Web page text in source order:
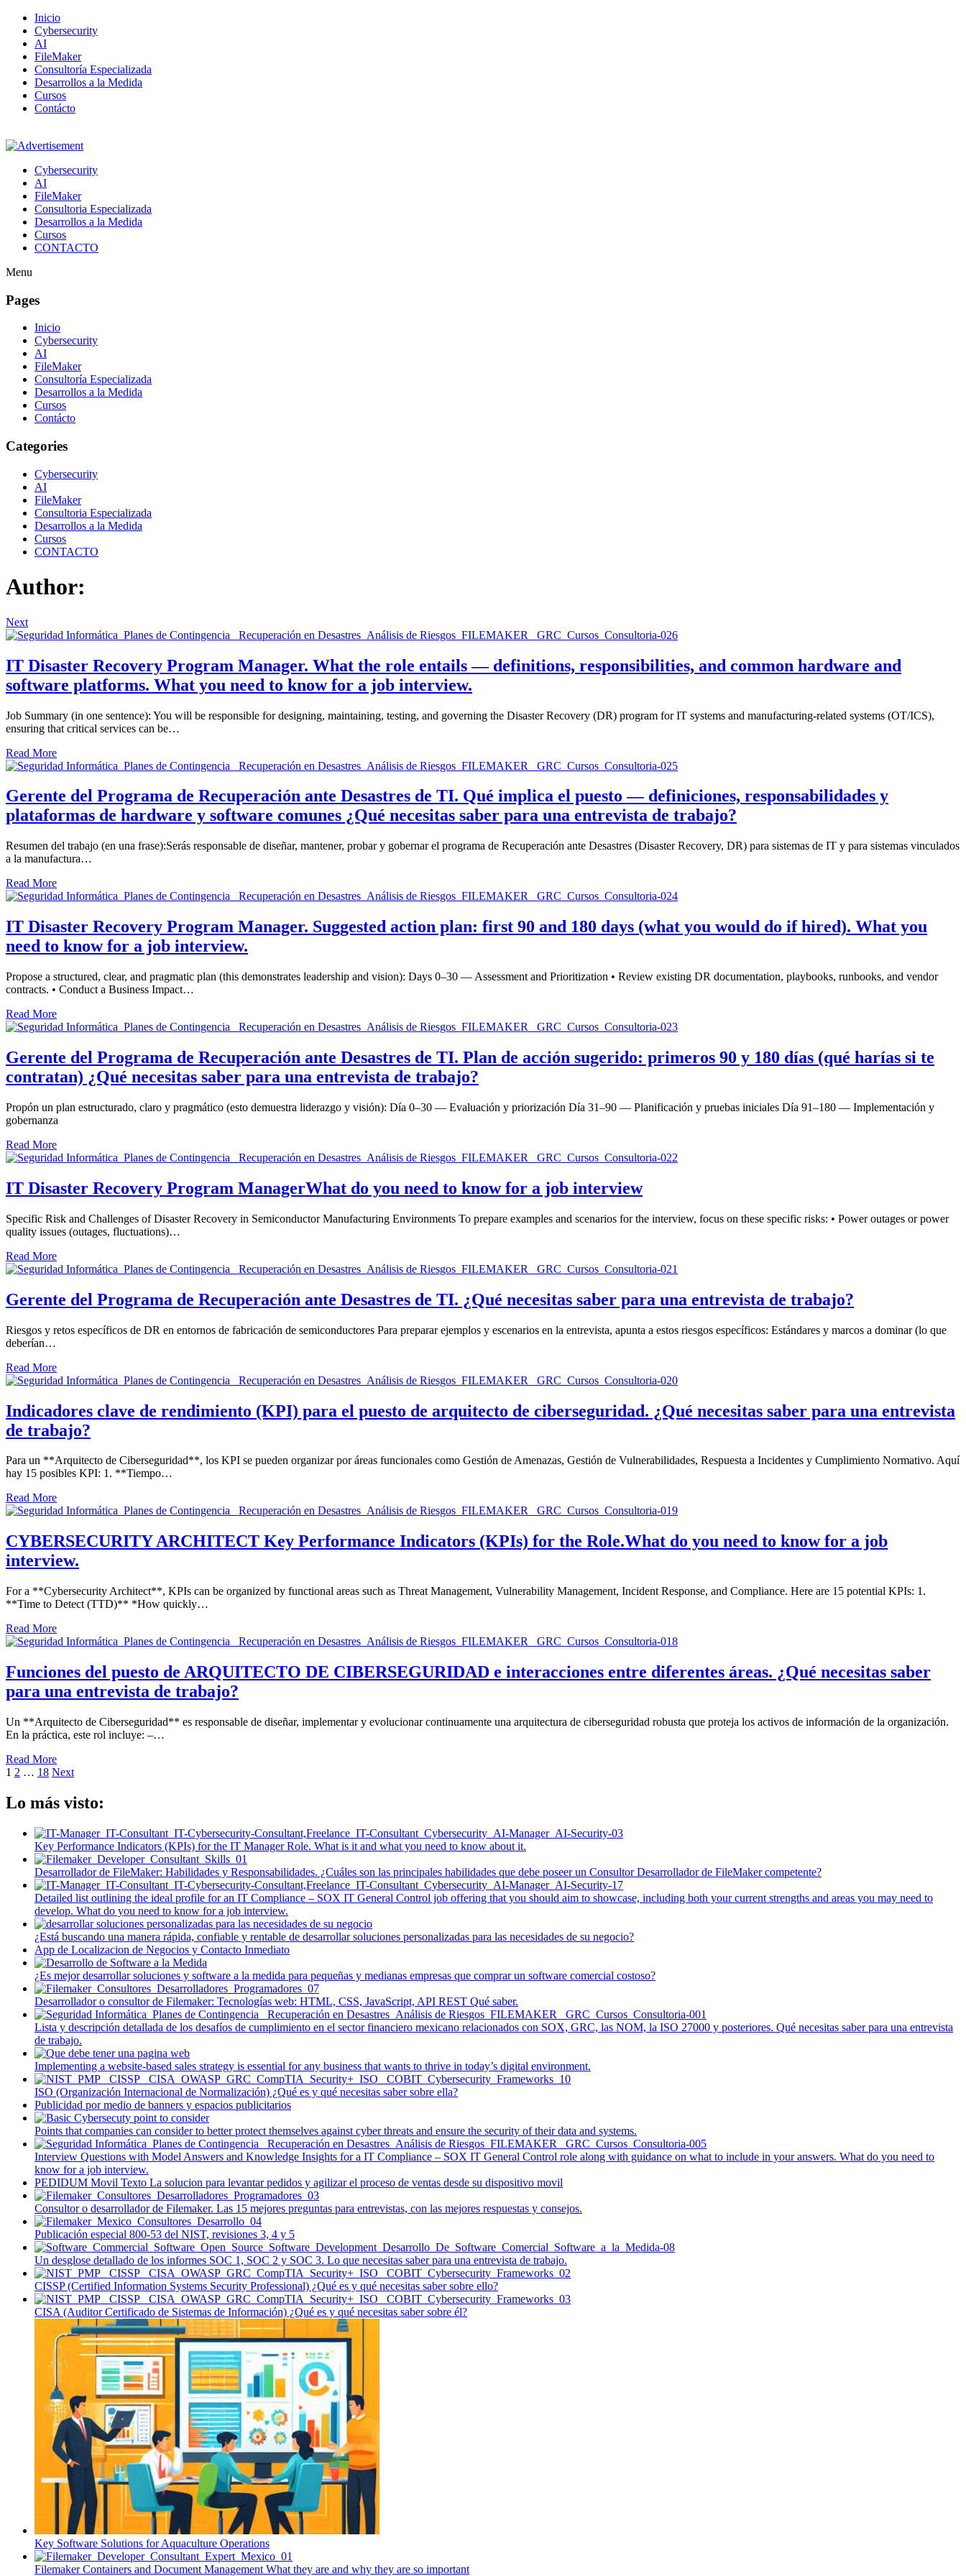
Inicio
Cybersecurity
AI
FileMaker
Consultoría Especializada
Desarrollos a la Medida
Cursos
Contácto
Cybersecurity
AI
FileMaker
Consultoria Especializada
Desarrollos a la Medida
Cursos
CONTACTO
Menu
Pages
Inicio
Cybersecurity
AI
FileMaker
Consultoría Especializada
Desarrollos a la Medida
Cursos
Contácto
Categories
Cybersecurity
AI
FileMaker
Consultoria Especializada
Desarrollos a la Medida
Cursos
CONTACTO
Author:
Next
IT Disaster Recovery Program Manager. What the role entails — definitions, responsibilities, and common hardware and
software platforms. What you need to know for a job interview.
Job Summary (in one sentence): You will be responsible for designing, maintaining, testing, and governing the Disaster Recovery (DR) program for IT systems and manufacturing-related systems (OT/ICS),
ensuring that critical services can be…
Read More
Gerente del Programa de Recuperación ante Desastres de TI. Qué implica el puesto — definiciones, responsabilidades y
plataformas de hardware y software comunes ¿Qué necesitas saber para una entrevista de trabajo?
Resumen del trabajo (en una frase):Serás responsable de diseñar, mantener, probar y gobernar el programa de Recuperación ante Desastres (Disaster Recovery, DR) para sistemas de IT y para sistemas vinculados
a la manufactura…
Read More
IT Disaster Recovery Program Manager. Suggested action plan: first 90 and 180 days (what you would do if hired). What you
need to know for a job interview.
Propose a structured, clear, and pragmatic plan (this demonstrates leadership and vision): Days 0–30 — Assessment and Prioritization • Review existing DR documentation, playbooks, runbooks, and vendor
contracts. • Conduct a Business Impact…
Read More
Gerente del Programa de Recuperación ante Desastres de TI. Plan de acción sugerido: primeros 90 y 180 días (qué harías si te
contratan) ¿Qué necesitas saber para una entrevista de trabajo?
Propón un plan estructurado, claro y pragmático (esto demuestra liderazgo y visión): Día 0–30 — Evaluación y priorización Día 31–90 — Planificación y pruebas iniciales Día 91–180 — Implementación y
gobernanza
Read More
IT Disaster Recovery Program ManagerWhat do you need to know for a job interview
Specific Risk and Challenges of Disaster Recovery in Semiconductor Manufacturing Environments To prepare examples and scenarios for the interview, focus on these specific risks: • Power outages or power
quality issues (outages, fluctuations)…
Read More
Gerente del Programa de Recuperación ante Desastres de TI. ¿Qué necesitas saber para una entrevista de trabajo?
Riesgos y retos específicos de DR en entornos de fabricación de semiconductores Para preparar ejemplos y escenarios en la entrevista, apunta a estos riesgos específicos: Estándares y marcos a dominar (lo que
deberían…
Read More
Indicadores clave de rendimiento (KPI) para el puesto de arquitecto de ciberseguridad. ¿Qué necesitas saber para una entrevista
de trabajo?
Para un **Arquitecto de Ciberseguridad**, los KPI se pueden organizar por áreas funcionales como Gestión de Amenazas, Gestión de Vulnerabilidades, Respuesta a Incidentes y Cumplimiento Normativo. Aquí
hay 15 posibles KPI: 1. **Tiempo…
Read More
CYBERSECURITY ARCHITECT Key Performance Indicators (KPIs) for the Role.What do you need to know for a job
interview.
For a **Cybersecurity Architect**, KPIs can be organized by functional areas such as Threat Management, Vulnerability Management, Incident Response, and Compliance. Here are 15 potential KPIs: 1.
**Time to Detect (TTD)** *How quickly…
Read More
Funciones del puesto de ARQUITECTO DE CIBERSEGURIDAD e interacciones entre diferentes áreas. ¿Qué necesitas saber
para una entrevista de trabajo?
Un **Arquitecto de Ciberseguridad** es responsable de diseñar, implementar y evolucionar continuamente una arquitectura de ciberseguridad robusta que proteja los activos de información de la organización.
En la práctica, este rol incluye: –…
Read More
Posts
pagination
1 2 … 18 Next
Lo más visto:
Key Performance Indicators (KPIs) for the IT Manager Role. What is it and what you need to know about it.
Desarrollador de FileMaker: Habilidades y Responsabilidades. ¿Cuáles son las principales habilidades que debe poseer un Consultor Desarrollador de FileMaker competente?
Detailed list outlining the ideal profile for an IT Compliance – SOX IT General Control job offering that you should aim to showcase, including both your current strengths and areas you may need to
develop. What do you need to know for a job interview.
¿Está buscando una manera rápida, confiable y rentable de desarrollar soluciones personalizadas para las necesidades de su negocio?
App de Localizacion de Negocios y Contacto Inmediato
¿Es mejor desarrollar soluciones y software a la medida para pequeñas y medianas empresas que comprar un software comercial costoso?
Desarrollador o consultor de Filemaker: Tecnologías web: HTML, CSS, JavaScript, API REST Qué saber.
Lista y descripción detallada de los desafíos de cumplimiento en el sector financiero mexicano relacionados con SOX, GRC, las NOM, la ISO 27000 y posteriores. Qué necesitas saber para una entrevista
de trabajo.
Implementing a website-based sales strategy is essential for any business that wants to thrive in today’s digital environment.
ISO (Organización Internacional de Normalización) ¿Qué es y qué necesitas saber sobre ella?
Publicidad por medio de banners y espacios publicitarios
Points that companies can consider to better protect themselves against cyber threats and ensure the security of their data and systems.
Interview Questions with Model Answers and Knowledge Insights for a IT Compliance – SOX IT General Control role along with guidance on what to include in your answers. What do you need to
know for a job interview.
PEDIDUM Movil Texto La solucion para levantar pedidos y agilizar el proceso de ventas desde su dispositivo movil
Consultor o desarrollador de Filemaker. Las 15 mejores preguntas para entrevistas, con las mejores respuestas y consejos.
Publicación especial 800-53 del NIST, revisiones 3, 4 y 5
Un desglose detallado de los informes SOC 1, SOC 2 y SOC 3. Lo que necesitas saber para una entrevista de trabajo.
CISSP (Certified Information Systems Security Professional) ¿Qué es y qué necesitas saber sobre ello?
CISA (Auditor Certificado de Sistemas de Información) ¿Qué es y qué necesitas saber sobre él?
Key Software Solutions for Aquaculture Operations
Filemaker Containers and Document Management What they are and why they are so important